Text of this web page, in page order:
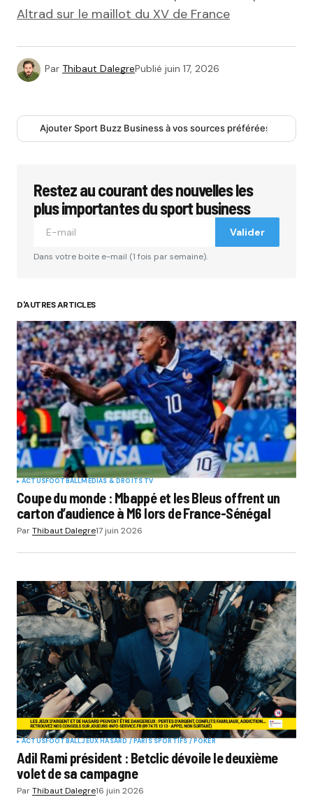
Altrad sur le maillot du XV de France
Par Thibaut DalegrePublié juin 17, 2026
Ajouter Sport Buzz Business à vos sources préférées
Restez au courant des nouvelles les
plus importantes du sport business
Valider
Dans votre boite e-mail (1 fois par semaine).
D'AUTRES ARTICLES
ACTUSFOOTBALLMÉDIAS & DROITS TV
Coupe du monde : Mbappé et les Bleus offrent un
carton d’audience à M6 lors de France-Sénégal
ParThibaut Dalegre17 juin 2026
ACTUSFOOTBALLJEUX HASARD / PARIS SPORTIFS / POKER
Adil Rami président : Betclic dévoile le deuxième
volet de sa campagne
ParThibaut Dalegre16 juin 2026